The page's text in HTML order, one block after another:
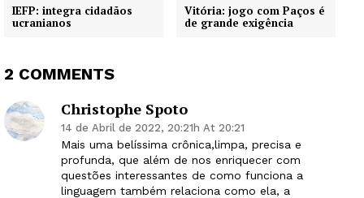
IEFP: integra cidadãos
ucranianos
Vitória: jogo com Paços é
de grande exigência
2 COMMENTS
Christophe Spoto
14 de Abril de 2022, 20:21h At 20:21
Mais uma belíssima crônica,limpa, precisa e
profunda, que além de nos enriquecer com
questões interessantes de como funciona a
linguagem também relaciona como ela, a